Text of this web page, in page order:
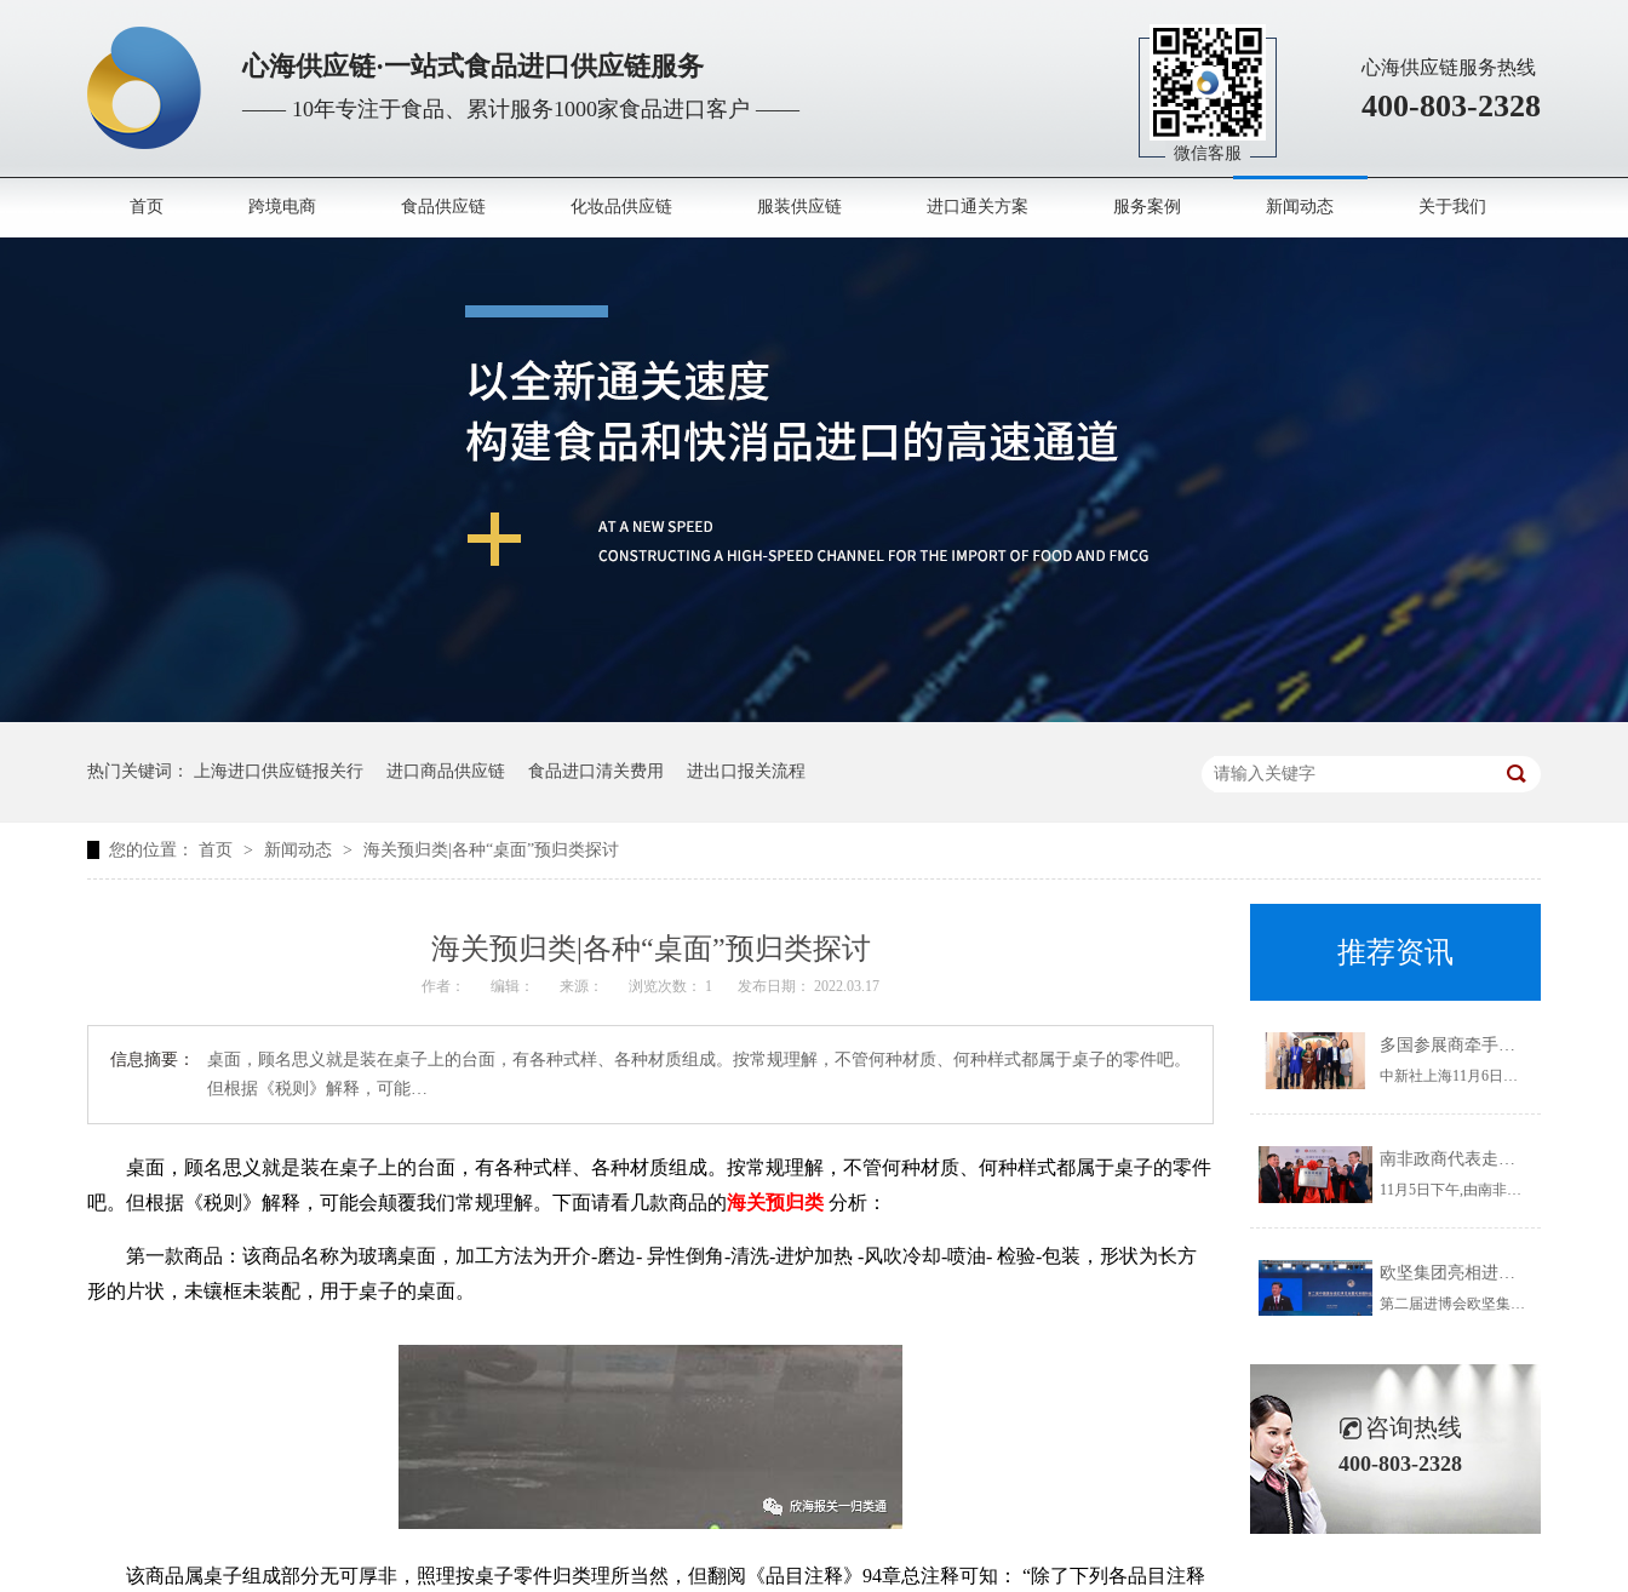
心海供应链·一站式食品进口供应链服务
—— 10年专注于食品、累计服务1000家食品进口客户 ——
微信客服
心海供应链服务热线
400-803-2328
首页 跨境电商 食品供应链 化妆品供应链 服装供应链 进口通关方案 服务案例 新闻动态 关于我们
热门关键词： 上海进口供应链报关行 进口商品供应链 食品进口清关费用 进出口报关流程
您的位置： 首页 > 新闻动态 > 海关预归类|各种“桌面”预归类探讨
海关预归类|各种“桌面”预归类探讨
作者： 编辑： 来源： 浏览次数： 1 发布日期： 2022.03.17
信息摘要：
桌面，顾名思义就是装在桌子上的台面，有各种式样、各种材质组成。按常规理解，不管何种材质、何种样式都属于桌子的零件吧。
但根据《税则》解释，可能…
桌面，顾名思义就是装在桌子上的台面，有各种式样、各种材质组成。按常规理解，不管何种材质、何种样式都属于桌子的零件
吧。但根据《税则》解释，可能会颠覆我们常规理解。下面请看几款商品的海关预归类 分析：
第一款商品：该商品名称为玻璃桌面，加工方法为开介-磨边- 异性倒角-清洗-进炉加热 -风吹冷却-喷油- 检验-包装，形状为长方
形的片状，未镶框未装配，用于桌子的桌面。
该商品属桌子组成部分无可厚非，照理按桌子零件归类理所当然，但翻阅《品目注释》 94章总注释可知： “除了下列各品目注释
推荐资讯
多国参展商牵手上海杨浦企业 推动优质特色产品进入中国市场
中新社上海11月6日电(记者陈静)正在举行的第二届进博会上，上海交易团杨浦交易分团6日集中与7家参展商签约，6个采购订单落地。
11月5日下午,由南非小企业发展部副部长玛丽·卡帕女士带队,南部非洲上海工商联谊总会组织南非政府官员、企业家、华人华侨社团成员一行53人到访杨浦区,参加“南非—杨浦投资促进对接会暨南非贸易港上海运营中心揭牌仪式”并参观了欧坚集团。
欧坚集团亮相进博会虹桥国际经济论坛看全球贸易新趋势
第二届进博会欧坚集团旗下欣海国际报关集团有限公司在服务贸易展区1.1B9-07为您服务！欢迎您的莅临,我们不见不散~
咨询热线
400-803-2328